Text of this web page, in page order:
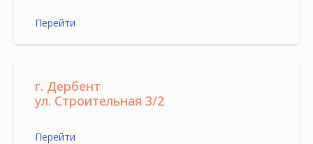
Перейти
г. Дербент
ул. Строительная 3/2
Перейти